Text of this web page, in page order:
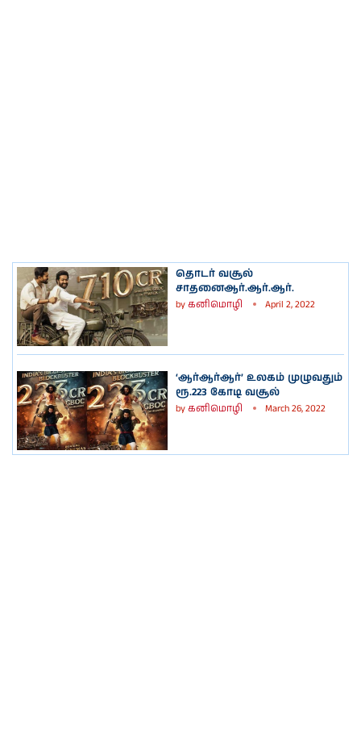
தொடர் வசூல்
சாதனைஆர்.ஆர்.ஆர்.
byகனிமொழி April 2, 2022
‘ஆர்ஆர்ஆர்’ உலகம் முழுவதும்
ரூ.223 கோடி வசூல்
byகனிமொழி March 26, 2022